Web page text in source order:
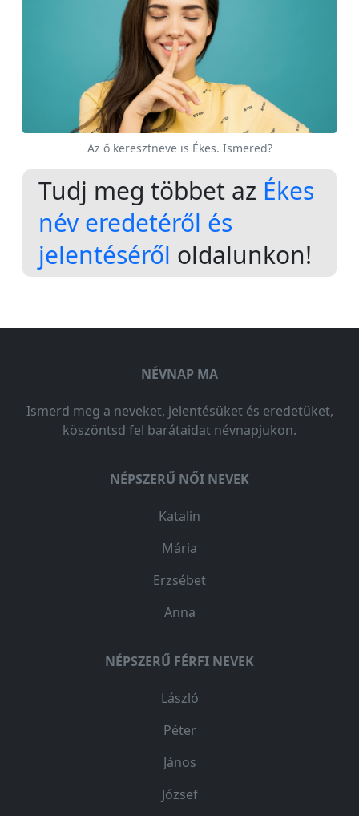
Az ő keresztneve is Ékes. Ismered?
Tudj meg többet az Ékes
név eredetéről és
jelentéséről oldalunkon!
NÉVNAP MA
Ismerd meg a neveket, jelentésüket és eredetüket,
köszöntsd fel barátaidat névnapjukon.
NÉPSZERŰ NŐI NEVEK
Katalin
Mária
Erzsébet
Anna
NÉPSZERŰ FÉRFI NEVEK
László
Péter
János
József